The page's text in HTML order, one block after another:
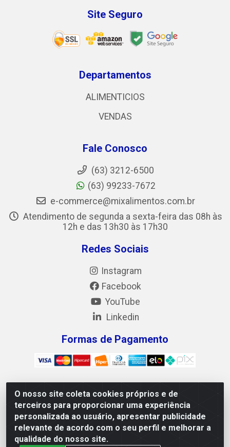
O nosso site coleta cookies próprios e de
terceiros para proporcionar uma experiência
personalizada ao usuário, apresentar publicidade
relevante de acordo com o seu perfil e melhorar a
qualidade do nosso site.
Site Seguro
Departamentos
ALIMENTICIOS
VENDAS
Fale Conosco
(63) 3212-6500
(63) 99233-7672
e-commerce@mixalimentos.com.br
Atendimento de segunda a sexta-feira das 08h às
12h e das 13h30 às 17h30
Redes Sociais
Instagram
Facebook
YouTube
Linkedin
Formas de Pagamento
Mix Alimentos LTDA - Quadra Asr Ne 55 (412 Norte), Alameda
02, S/N - Plano Diretor Norte, Palmas/TO - CEP 77.006-540 -
CNPJ 05.922.500/0001-02